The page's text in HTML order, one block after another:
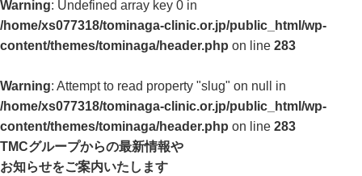
Warning: Undefined array key 0 in
/home/xs077318/tominaga-clinic.or.jp/public_html/wp-
content/themes/tominaga/header.php on line 283
Warning: Attempt to read property "slug" on null in
/home/xs077318/tominaga-clinic.or.jp/public_html/wp-
content/themes/tominaga/header.php on line 283
TMCグループからの最新情報や
お知らせをご案内いたします